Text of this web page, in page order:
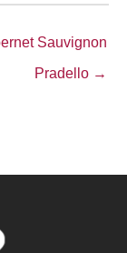
Sauvignon
Pradello →